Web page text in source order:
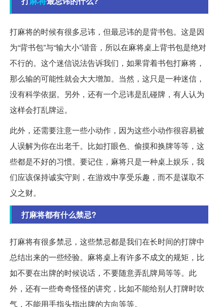
打麻将的时候有很多忌讳，但最忌讳的是背书包。这是因
为“背书包”与“输大小”谐音，所以在麻将桌上背书包是绝对
不行的。这个迷信说法告诉我们，如果背着书包打麻将，
那么输的可能性就会大大增加。当然，这只是一种迷信，
没有科学依据。另外，还有一个忌讳是乱碰牌，有人认为
这样会打乱牌运。
此外，还需要注意一些小动作，因为这些小动作很容易被
人误解为你在出老千。比如打眼色、偷摸和换牌等等，这
些都是不好的习惯。要记住，麻将只是一种桌上娱乐，我
们应该保持诚实守则，在游戏中享受乐趣，而不是谋取不
义之财。
打麻将都有什么禁忌?
打麻将有很多禁忌，这些禁忌都是我们在长时间的打牌中
总结出来的一些经验。麻将桌上有许多不成文的规矩，比
如不要在出牌的时候说话，不要随意弄乱牌局等等。此
外，还有一些奇奇怪怪的讲究，比如不能给别人打牌时吹
气，不能用手指头指出牌的方向等等。